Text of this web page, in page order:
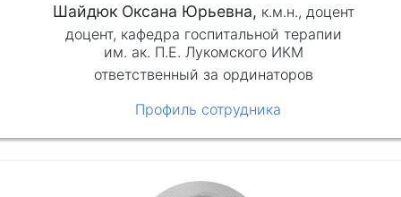
Шайдюк Оксана Юрьевна, к.м.н., доцент
доцент, кафедра госпитальной терапии
им. ак. П.Е. Лукомского ИКМ
ответственный за ординаторов
Профиль сотрудника